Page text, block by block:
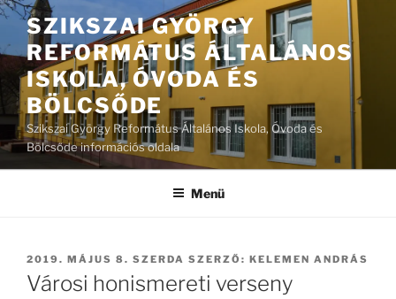
Tartalomhoz
SZIKSZAI GYÖRGY
REFORMÁTUS ÁLTALÁNOS
ISKOLA, ÓVODA ÉS
BÖLCSŐDE
Szikszai György Református Általános Iskola, Óvoda és
Bölcsőde információs oldala
Menü
BEKÜLDVE:
2019. MÁJUS 8. SZERDA SZERZŐ: KELEMEN ANDRÁS
Városi honismereti verseny